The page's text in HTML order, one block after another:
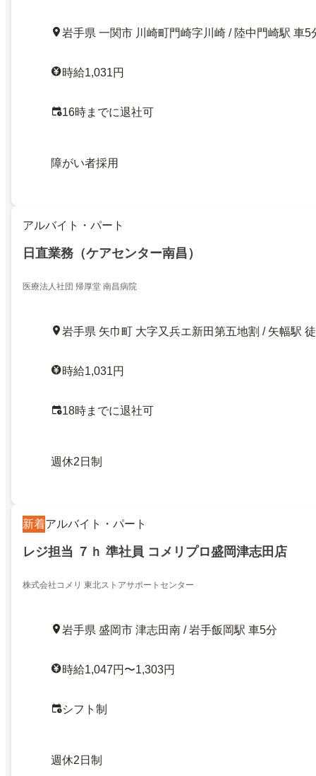
岩手県 一関市 川崎町門崎字川崎 / 陸中門崎駅 車5
時給1,031円
16時までに退社可
障がい者採用
アルバイト・パート
日直業務（ケアセンター南昌）
医療法人社団 帰厚堂 南昌病院
岩手県 矢巾町 大字又兵エ新田第五地割 / 矢幅駅
時給1,031円
18時までに退社可
週休2日制
新着アルバイト・パート
レジ担当 ７ｈ 準社員 コメリプロ盛岡津志田店
株式会社コメリ 東北ストアサポートセンター
岩手県 盛岡市 津志田南 / 岩手飯岡駅 車5分
時給1,047円〜1,303円
シフト制
週休2日制